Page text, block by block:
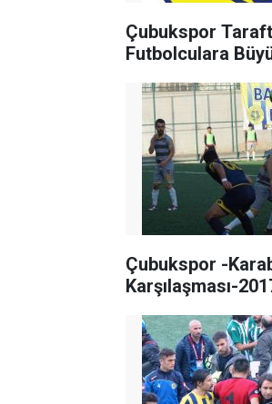
Çubukspor
Futbolculara
Çubukspor -
Karşılaşması-